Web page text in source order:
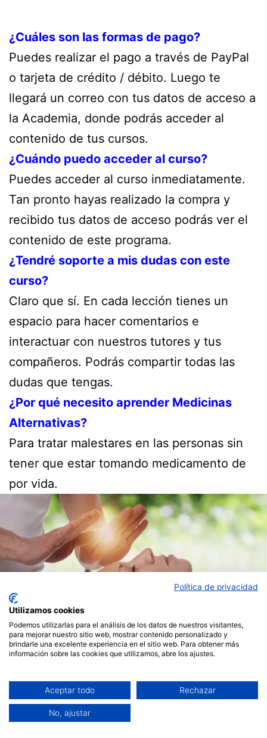
¿Cuáles son las formas de pago?
Puedes realizar el pago a través de PayPal
o tarjeta de crédito / débito. Luego te
llegará un correo con tus datos de acceso a
la Academia, donde podrás acceder al
contenido de tus cursos.
¿Cuándo puedo acceder al curso?
Puedes acceder al curso inmediatamente.
Tan pronto hayas realizado la compra y
recibido tus datos de acceso podrás ver el
contenido de este programa.
¿Tendré soporte a mis dudas con este
curso?
Claro que sí. En cada lección tienes un
espacio para hacer comentarios e
interactuar con nuestros tutores y tus
compañeros. Podrás compartir todas las
dudas que tengas.
¿Por qué necesito aprender Medicinas
Alternativas?
Para tratar malestares en las personas sin
tener que estar tomando medicamento de
por vida.
Publicada elnoviembre 18, 2021
Porismaelguta
Política de privacidad
Utilizamos cookies
Podemos utilizarlas para el análisis de los datos de nuestros visitantes,
para mejorar nuestro sitio web, mostrar contenido personalizado y
brindarle una excelente experiencia en el sitio web. Para obtener más
información sobre las cookies que utilizamos, abre los ajustes.
Aceptar todo Rechazar
No, ajustar